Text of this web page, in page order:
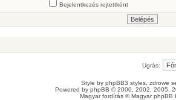
Bejelentkezés rejtettként
Ugrás:
Style by phpBB3 styles , zdrowe
Powered by phpBB © 2000, 2002, 2005,
Magyar fordítás ©Magyar phpBB